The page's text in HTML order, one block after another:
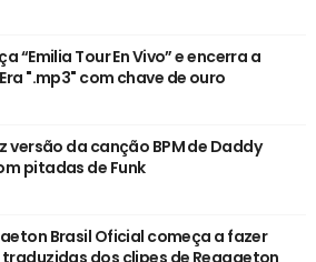
“Emilia Tour En Vivo” e encerra a
".mp3" com chave de ouro
versão da canção BPM de Daddy
pitadas de Funk
Brasil Oficial começa a fazer
dos clipes de Reggaeton